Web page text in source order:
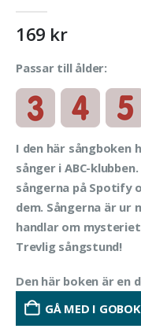
169 kr
Passar till ålder:
I den här
sånger i ABC-
sångerna på Spotify
dem. Sångerna är ur
handlar om
Trevlig sångstund!
Den här boken är en
GÅ MED I